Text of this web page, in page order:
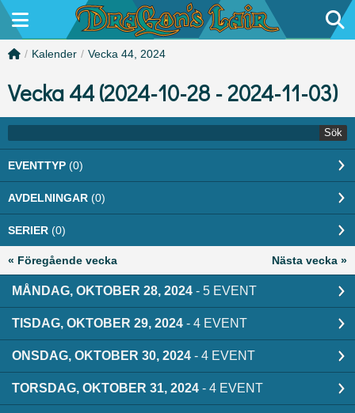
/ Kalender / Vecka 44, 2024
Vecka 44 (2024-10-28 - 2024-11-03)
Sök
EVENTTYP (0)
AVDELNINGAR (0)
SERIER (0)
« Föregående vecka Nästa vecka »
MÅNDAG, OKTOBER 28, 2024 - 5 EVENT
TISDAG, OKTOBER 29, 2024 - 4 EVENT
ONSDAG, OKTOBER 30, 2024 - 4 EVENT
TORSDAG, OKTOBER 31, 2024 - 4 EVENT